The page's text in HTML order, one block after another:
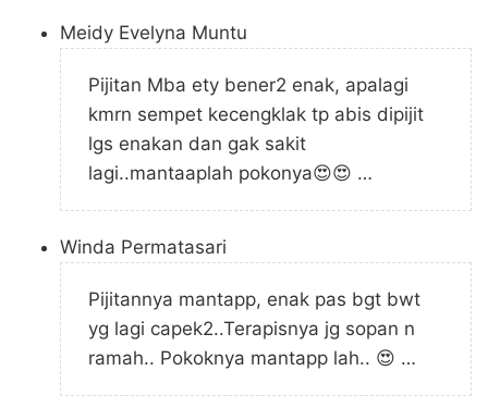
Meidy Evelyna Muntu
Pijitan Mba ety bener2 enak, apalagi
kmrn sempet kecengklak tp abis dipijit
lgs enakan dan gak sakit
lagi..mantaaplah pokonya😍😍 …
Winda Permatasari
Pijitannya mantapp, enak pas bgt bwt
yg lagi capek2..Terapisnya jg sopan n
ramah.. Pokoknya mantapp lah.. 😍 …